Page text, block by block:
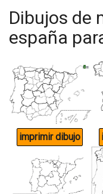
Dibujos de
españa